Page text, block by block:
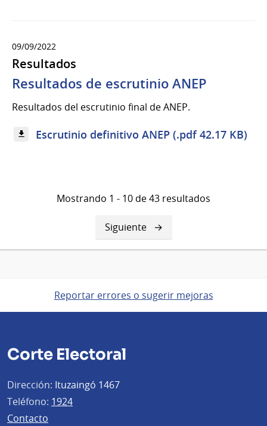
09/09/2022
Resultados
Resultados de escrutinio ANEP
Resultados del escrutinio final de ANEP.
Escrutinio definitivo ANEP (.pdf 42.17 KB)
Mostrando 1 - 10 de 43 resultados
Siguiente
página
Siguiente
Reportar errores o sugerir mejoras
Corte Electoral
Dirección: Ituzaingó 1467
Teléfono: 1924
Contacto